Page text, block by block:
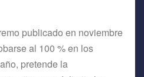
publicado en noviembre
al 100 % en los
pretende la